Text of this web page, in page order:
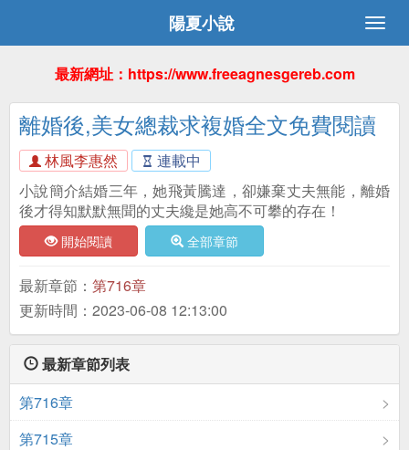
陽夏小說
最新網址：https://www.freeagnesgereb.com
離婚後,美女總裁求複婚全文免費閱讀
林風李惠然
連載中
小說簡介結婚三年，她飛黃騰達，卻嫌棄丈夫無能，離婚
後才得知默默無聞的丈夫纔是她高不可攀的存在！
開始閱讀 全部章節
最新章節： 第716章
更新時間：2023-06-08 12:13:00
最新章節列表
第716章
第715章